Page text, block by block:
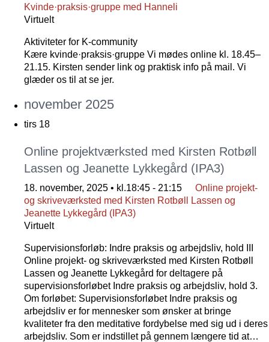
Kvinde·praksis·gruppe med Hanneli
Virtuelt
Aktiviteter for K-community
Kære kvinde·praksis·gruppe Vi mødes online kl. 18.45–
21.15. Kirsten sender link og praktisk info på mail. Vi
glæder os til at se jer.
november 2025
tirs 18
Online projektværksted med Kirsten Rotbøll
Lassen og Jeanette Lykkegård (IPA3)
18. november, 2025 • kl.18:45 - 21:15
Online projekt-
og skriveværksted med Kirsten Rotbøll Lassen og
Jeanette Lykkegård (IPA3)
Virtuelt
Supervisionsforløb: Indre praksis og arbejdsliv, hold III
Online projekt- og skriveværksted med Kirsten Rotbøll
Lassen og Jeanette Lykkegård for deltagere på
supervisionsforløbet Indre praksis og arbejdsliv, hold 3.
Om forløbet: Supervisionsforløbet Indre praksis og
arbejdsliv er for mennesker som ønsker at bringe
kvaliteter fra den meditative fordybelse med sig ud i deres
arbejdsliv. Som er indstillet på gennem længere tid at…